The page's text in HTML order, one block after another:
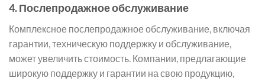
4.Послепродажное обслуживание
Комплексное послепродажное обслуживание, включая
гарантии, техническую поддержку и обслуживание,
может увеличить стоимость. Компании, предлагающие
широкую поддержку и гарантии на свою продукцию,